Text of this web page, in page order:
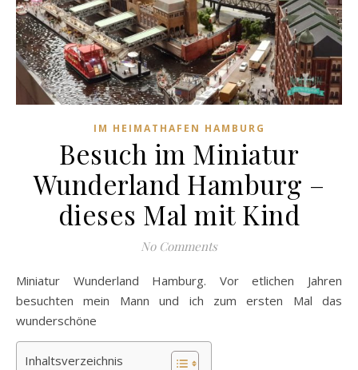
IM HEIMATHAFEN HAMBURG
Besuch im Miniatur
Wunderland Hamburg –
dieses Mal mit Kind
No Comments
Miniatur Wunderland Hamburg. Vor etlichen Jahren
besuchten mein Mann und ich zum ersten Mal das
wunderschöne
Inhaltsverzeichnis